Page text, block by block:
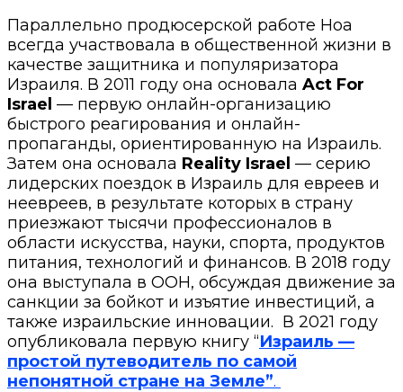
Параллельно продюсерской работе Ноа
всегда участвовала в общественной жизни в
качестве защитника и популяризатора
Израиля. В 2011 году она основала Act For
Israel — первую онлайн-организацию
быстрого реагирования и онлайн-
пропаганды, ориентированную на Израиль.
Затем она основала Reality Israel — серию
лидерских поездок в Израиль для евреев и
неевреев, в результате которых в страну
приезжают тысячи профессионалов в
области искусства, науки, спорта, продуктов
питания, технологий и финансов. В 2018 году
она выступала в ООН, обсуждая движение за
санкции за бойкот и изъятие инвестиций, а
также израильские инновации. В 2021 году
опубликовала первую книгу “Израиль —
простой путеводитель по самой
непонятной стране на Земле”.